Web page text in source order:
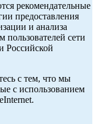
рекомендательные
предоставления
и анализа
пользователей сети
Российской
с тем, что мы
с использованием